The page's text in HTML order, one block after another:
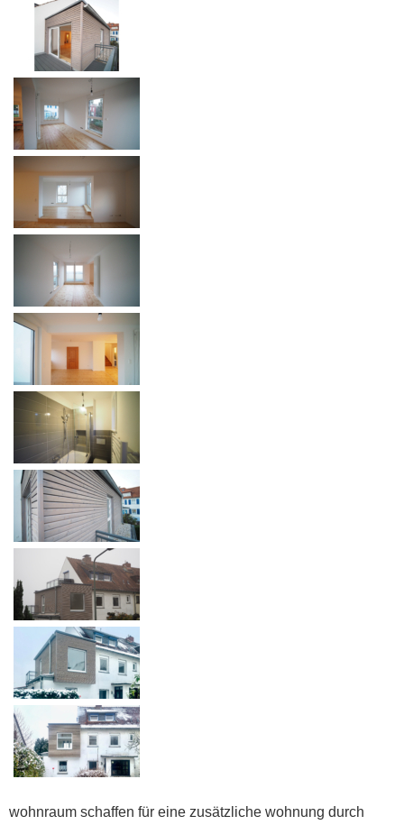
wohnraum schaffen für eine zusätzliche wohnung durch